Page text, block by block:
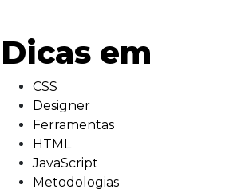
Dicas em
CSS
Designer
Ferramentas
HTML
JavaScript
Metodologias